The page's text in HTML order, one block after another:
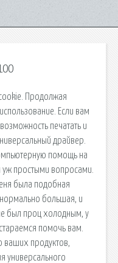
Продолжая
Если вам
печатать и
драйвер.
помощь на
простыми вопросами.
была подобная
большая, и
был проц холодным, у
помочь вам.
ваших продуктов,
универсального